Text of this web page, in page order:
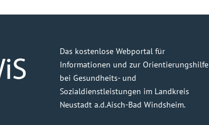
Das kostenlose Webportal für
Informationen und zur Orientierungshilfe
bei Gesundheits- und
Sozialdienstleistungen im Landkreis
Neustadt a.d.Aisch-Bad Windsheim.